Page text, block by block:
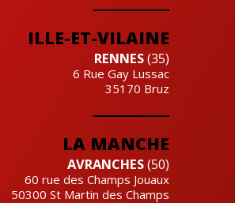
ILLE-ET-VILAINE
RENNES(35)
6 Rue Gay Lussac
35170 Bruz
LA MANCHE
AVRANCHES(50)
60 rue des Champs Jouaux
50300 St Martin des Champs